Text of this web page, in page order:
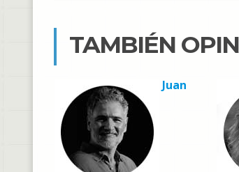
TAMBIÉN
Juan